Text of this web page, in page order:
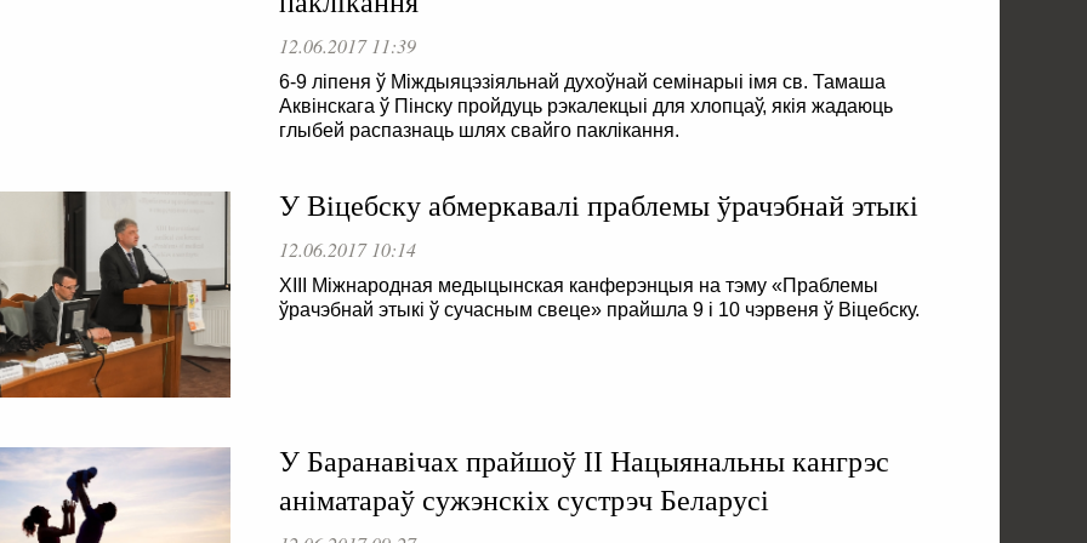
12.06.2017 11:39
6-9 ліпеня ў Міждыяцэзіяльнай духоўнай семінарыі імя св. Тамаша
Аквінскага ў Пінску пройдуць рэкалекцыі для хлопцаў, якія жадаюць
глыбей распазнаць шлях свайго паклікання.
У Віцебску абмеркавалі праблемы ўрачэбнай этыкі
12.06.2017 10:14
XIII Міжнародная медыцынская канферэнцыя на тэму «Праблемы
ўрачэбнай этыкі ў сучасным свеце» прайшла 9 і 10 чэрвеня ў Віцебску.
У Баранавічах прайшоў ІІ Нацыянальны кангрэс
аніматараў сужэнскіх сустрэч Беларусі